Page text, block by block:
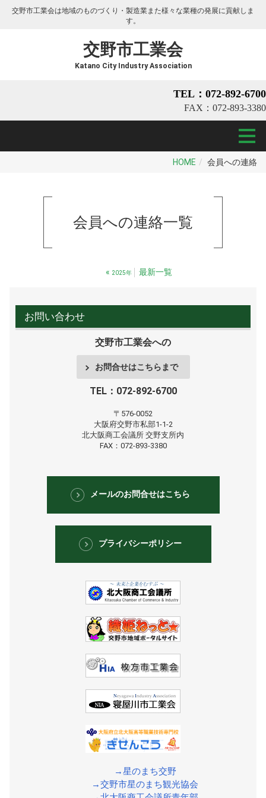
交野市工業会は地域のものづくり・製造業また様々な業種の発展に貢献しま
す。
交野市工業会
Katano City Industry Association
TEL：072-892-6700
FAX：072-893-3380
HOME 会員への連絡
会員への連絡一覧
« 2025年 最新一覧
お問い合わせ
交野市工業会への
お問合せはこちらまで
TEL：072-892-6700
〒576-0052
大阪府交野市私部1-1-2
北大阪商工会議所 交野支所内
FAX：072-893-3380
メールのお問合せはこちら
プライバシーポリシー
→星のまち交野
→交野市星のまち観光協会